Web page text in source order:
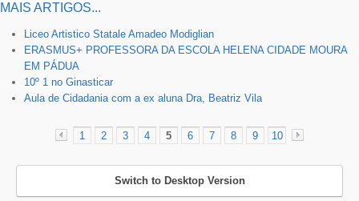
MAIS ARTIGOS...
Liceo Artistico Statale Amadeo Modiglian
ERASMUS+ PROFESSORA DA ESCOLA HELENA CIDADE MOURA
EM PÁDUA
10º 1 no Ginasticar
Aula de Cidadania com a ex aluna Dra, Beatriz Vila
«
1 2 3 4 5 6 7 8 9 10
Switch to Desktop Version